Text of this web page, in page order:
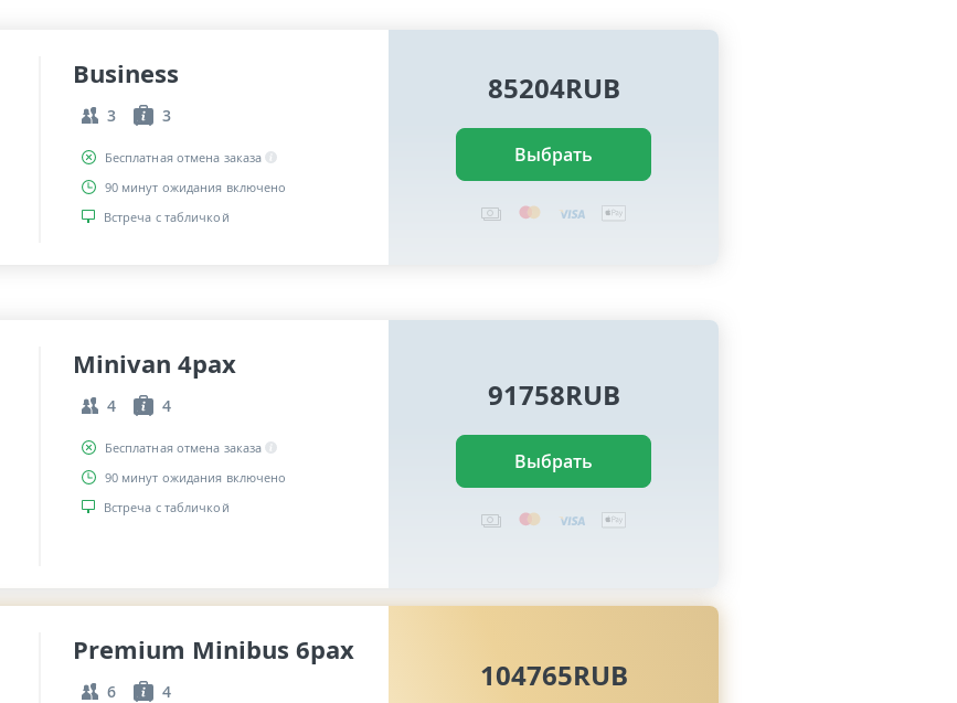
Business
3 3
Бесплатная отмена заказа
90 минут ожидания включено
Встреча с табличкой
85204RUB
Выбрать
Minivan 4pax
4 4
Бесплатная отмена заказа
90 минут ожидания включено
Встреча с табличкой
91758RUB
Выбрать
Premium Minibus 6pax
6 4 104765RUB